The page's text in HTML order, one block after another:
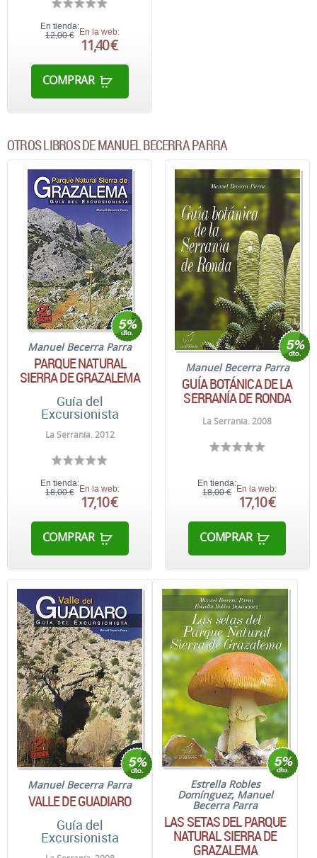
En tienda:
12,00 € En la web:
11,40 €
COMPRAR
OTROS LIBROS DE MANUEL BECERRA PARRA
Manuel Becerra Parra
PARQUE NATURAL
SIERRA DE GRAZALEMA
Guía del
Excursionista
La Serranía. 2012
En tienda:
18,00 € En la web:
17,10 €
COMPRAR
Manuel Becerra Parra
GUÍA BOTÁNICA DE LA
SERRANÍA DE RONDA
La Serranía. 2008
En tienda:
18,00 €
En la web:
17,10 €
COMPRAR
Manuel Becerra Parra
VALLE DE GUADIARO
Guía del
Excursionista
Estrella Robles
Domínguez; Manuel
Becerra Parra
LAS SETAS DEL PARQUE
NATURAL SIERRA DE
GRAZALEMA